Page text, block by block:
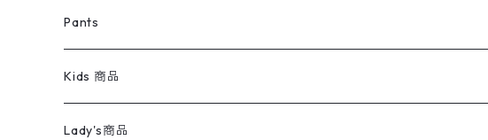
ミリタリージャケット
半袖シャツ
長袖シャツ
パンツ
デニムパンツ
ミリタリーパンツ
レディース
アウター
キッズ
Sweat Shirts
REVERSE WEAVE
Pants
Shirts
デニムジャケット
ミリタリージャケット
スウィングトップ
Tシャツ
長袖シャツ
ブランドシャツ
半袖シャツ
Pants
デニムパンツ
501,505
ミリタリーパンツ
Kids 商品
Vintage
Lady's商品